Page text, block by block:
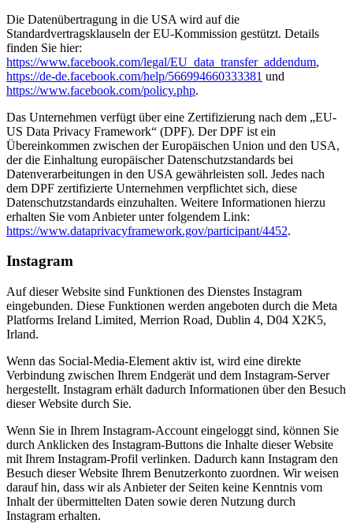
Die Datenübertragung in die USA wird auf die
Standardvertragsklauseln der EU-Kommission gestützt. Details
finden Sie hier:
https://www.facebook.com/legal/EU_data_transfer_addendum,
https://de-de.facebook.com/help/566994660333381 und
https://www.facebook.com/policy.php.
Das Unternehmen verfügt über eine Zertifizierung nach dem „EU-
US Data Privacy Framework“ (DPF). Der DPF ist ein
Übereinkommen zwischen der Europäischen Union und den USA,
der die Einhaltung europäischer Datenschutzstandards bei
Datenverarbeitungen in den USA gewährleisten soll. Jedes nach
dem DPF zertifizierte Unternehmen verpflichtet sich, diese
Datenschutzstandards einzuhalten. Weitere Informationen hierzu
erhalten Sie vom Anbieter unter folgendem Link:
https://www.dataprivacyframework.gov/participant/4452.
Instagram
Auf dieser Website sind Funktionen des Dienstes Instagram
eingebunden. Diese Funktionen werden angeboten durch die Meta
Platforms Ireland Limited, Merrion Road, Dublin 4, D04 X2K5,
Irland.
Wenn das Social-Media-Element aktiv ist, wird eine direkte
Verbindung zwischen Ihrem Endgerät und dem Instagram-Server
hergestellt. Instagram erhält dadurch Informationen über den Besuch
dieser Website durch Sie.
Wenn Sie in Ihrem Instagram-Account eingeloggt sind, können Sie
durch Anklicken des Instagram-Buttons die Inhalte dieser Website
mit Ihrem Instagram-Profil verlinken. Dadurch kann Instagram den
Besuch dieser Website Ihrem Benutzerkonto zuordnen. Wir weisen
darauf hin, dass wir als Anbieter der Seiten keine Kenntnis vom
Inhalt der übermittelten Daten sowie deren Nutzung durch
Instagram erhalten.